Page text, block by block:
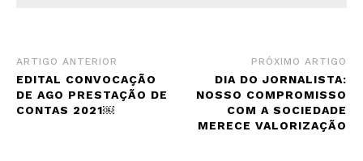
ARTIGO ANTERIOR
EDITAL CONVOCAÇÃO
DE AGO PRESTAÇÃO DE
CONTAS 2021￼
PRÓXIMO ARTIGO
DIA DO JORNALISTA:
NOSSO COMPROMISSO
COM A SOCIEDADE
MERECE VALORIZAÇÃO